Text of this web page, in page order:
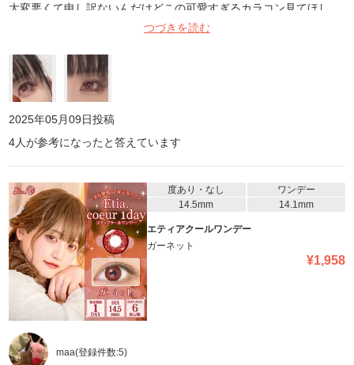
大変悪くて申し訳ないんだけどこの可愛すぎるカラコン見てほし
い、、。 裏表逆に入ってたりするけど色で判断できるし良いかな。
乾いてゴロゴロしたりズレることもほぼないし、目薬もあまり使わ
なくて良いから楽！でした！これはリピしたｰｰｰｰｰｰｰｰｰｰｯい‼️‼️
つづきを読む
2025年05月09日投稿
4人が参考になったと答えています
度あり・なし
ワンデー
14.5mm
14.1mm
エティアクールワンデー
ガーネット
¥1,958
maa(登録件数:5)